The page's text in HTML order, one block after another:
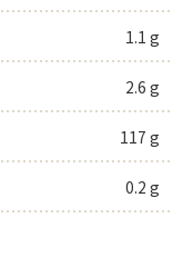
1.1 g
2.6 g
117 g
0.2 g